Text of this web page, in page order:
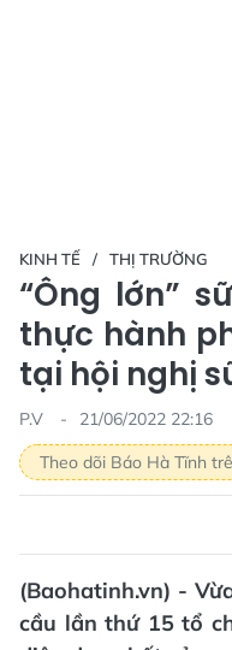
KINH TẾ THỊ TRƯỜNG
“Ông lớn”
thực hành
tại hội nghị
P.V
21/06/2022 22:16
Theo dõi Báo Hà Tĩnh
(Baohatinh.vn) -
cầu lần thứ 15 tổ